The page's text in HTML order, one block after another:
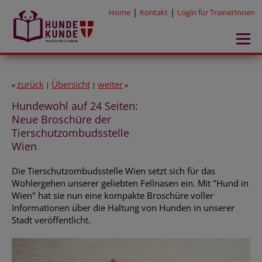
Home | Kontakt | Login für TrainerInnen
«zurück | Übersicht | weiter»
Hundewohl auf 24 Seiten:
Neue Broschüre der
Tierschutzombudsstelle
Wien
Die Tierschutzombudsstelle Wien setzt sich für das
Wohlergehen unserer geliebten Fellnasen ein. Mit "Hund in
Wien" hat sie nun eine kompakte Broschüre voller
Informationen über die Haltung von Hunden in unserer
Stadt veröffentlicht.